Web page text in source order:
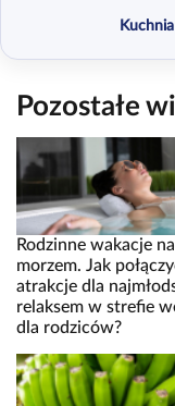
Pozostałe
Rodzinne wakacje
morzem. Jak
atrakcje dla
relaksem w strefie
dla rodziców?